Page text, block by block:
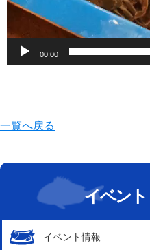
00:00
一覧へ戻る
イベン
イベント情報